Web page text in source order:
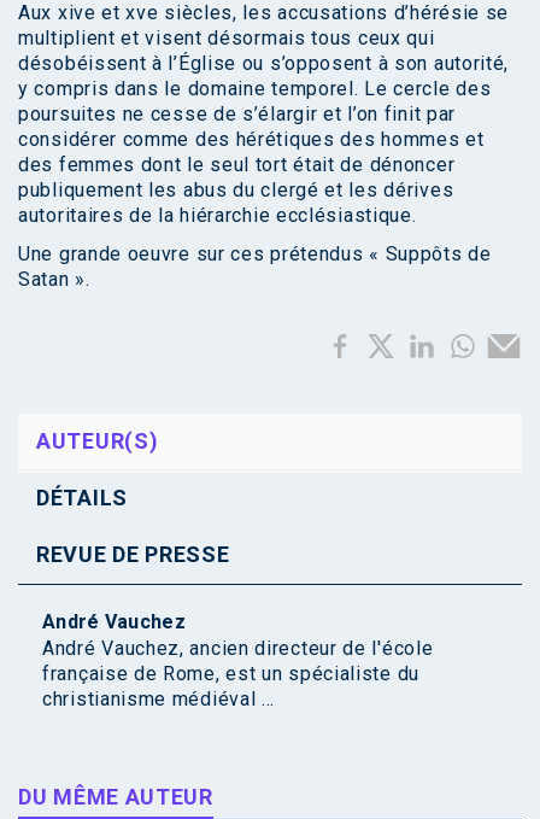
Aux xive et xve siècles, les accusations d’hérésie se
multiplient et visent désormais tous ceux qui
désobéissent à l’Église ou s’opposent à son autorité,
y compris dans le domaine temporel. Le cercle des
poursuites ne cesse de s’élargir et l’on finit par
considérer comme des hérétiques des hommes et
des femmes dont le seul tort était de dénoncer
publiquement les abus du clergé et les dérives
autoritaires de la hiérarchie ecclésiastique.
Une grande oeuvre sur ces prétendus « Suppôts de
Satan ».
AUTEUR(S)
DÉTAILS
REVUE DE PRESSE
André Vauchez
André Vauchez, ancien directeur de l'école
française de Rome, est un spécialiste du
christianisme médiéval ...
DU MÊME AUTEUR